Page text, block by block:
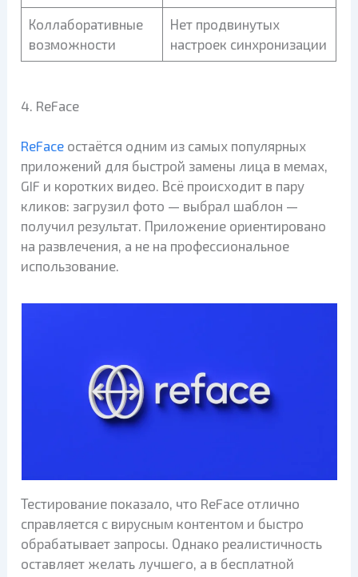
Коллаборативные
возможности
Нет продвинутых
настроек синхронизации
4. ReFace
ReFace остаётся одним из самых популярных
приложений для быстрой замены лица в мемах,
GIF и коротких видео. Всё происходит в пару
кликов: загрузил фото — выбрал шаблон —
получил результат. Приложение ориентировано
на развлечения, а не на профессиональное
использование.
Тестирование показало, что ReFace отлично
справляется с вирусным контентом и быстро
обрабатывает запросы. Однако реалистичность
оставляет желать лучшего, а в бесплатной